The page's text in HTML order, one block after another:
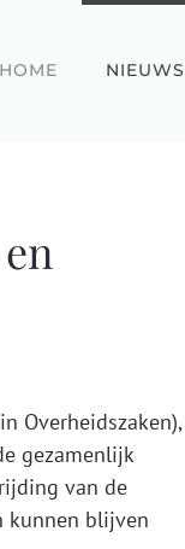
HOME NIEUWS
Overheidszaken),
gezamenlijk
van de
kunnen blijven